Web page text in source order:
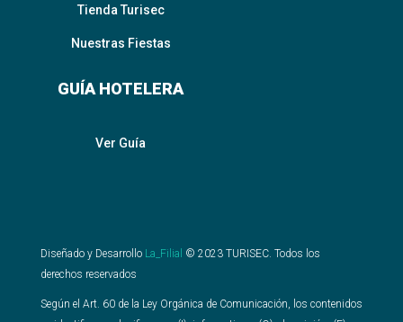
Tienda Turisec
Nuestras Fiestas
GUÍA HOTELERA
Ver Guía
Diseñado y Desarrollo La_Filial © 2023TURISEC. Todos los
derechos reservados
Según el Art. 60 de la Ley Orgánica de Comunicación, los contenidos